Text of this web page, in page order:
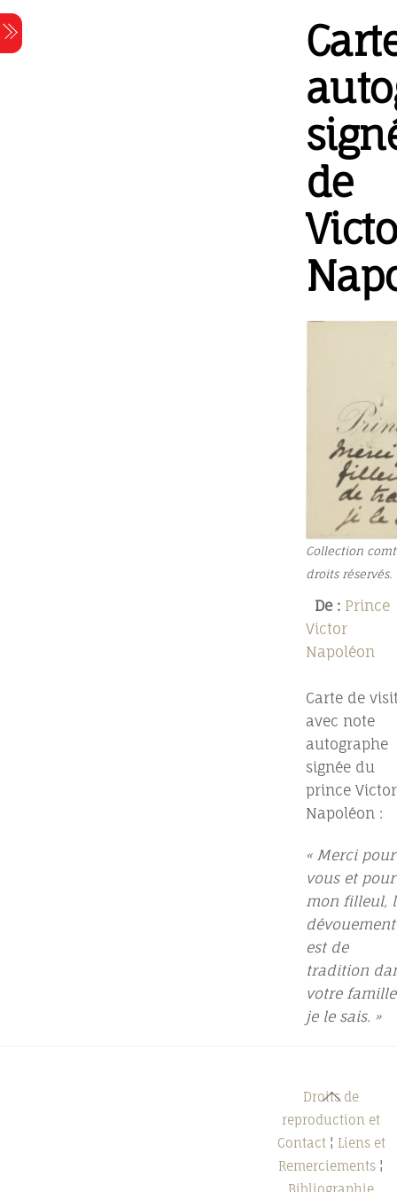
Skip
to
content
de
Collection
droits réservés.
De : Prince
Victor
Napoléon
Carte de
avec note
autographe
signée du
prince Victor
Napoléon :
« Merci pour
vous et pour
mon filleul,
dévouement
est de
tradition
votre famille
je le sais. »
Back
To
Top
Droits de
reproduction et
Contact¦ Liens et
Remerciements ¦
Bibliographie